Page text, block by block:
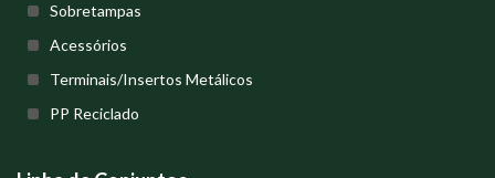
Sobretampas
Acessórios
Terminais/Insertos Metálicos
PP Reciclado